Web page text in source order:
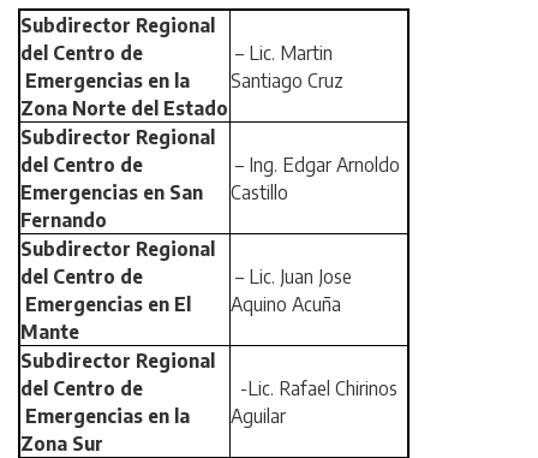
Subdirector Regional
del Centro de
Emergencias en la
Zona Norte del Estado
– Lic. Martin
Santiago Cruz
Subdirector Regional
del Centro de
Emergencias en San
Fernando
– Ing. Edgar Arnoldo
Castillo
Subdirector Regional
del Centro de
Emergencias en El
Mante
– Lic. Juan Jose
Aquino Acuña
Subdirector Regional
del Centro de
Emergencias en la
Zona Sur
-Lic. Rafael Chirinos
Aguilar